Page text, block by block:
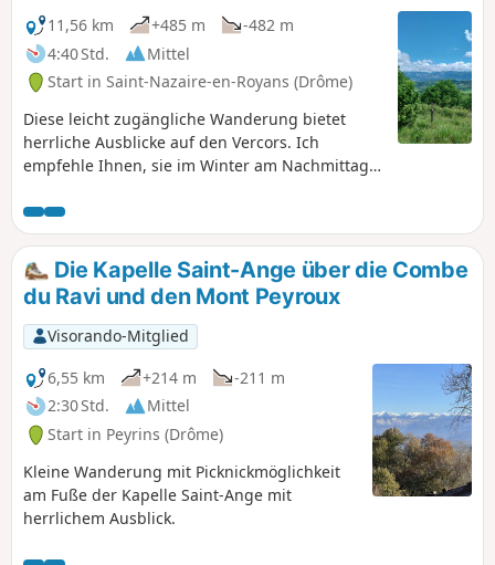
11,56 km
+485 m
-482 m
4:40 Std.
Mittel
Start in Saint-Nazaire-en-Royans (Drôme)
Diese leicht zugängliche Wanderung bietet
herrliche Ausblicke auf den Vercors. Ich
empfehle Ihnen, sie im Winter am Nachmittag
unternehmen.
Die Kapelle Saint-Ange über die Combe
du Ravi und den Mont Peyroux
Visorando-Mitglied
6,55 km
+214 m
-211 m
2:30 Std.
Mittel
Start in Peyrins (Drôme)
Kleine Wanderung mit Picknickmöglichkeit
am Fuße der Kapelle Saint-Ange mit
herrlichem Ausblick.